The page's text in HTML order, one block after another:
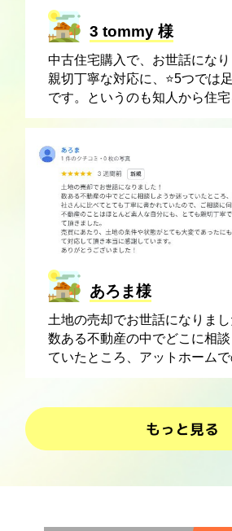
3 tommy 様
中古住宅購入で、お世話になり
親切丁寧な対応に、⭐️5つでは
です。というのも知人から住
に、仲介に入った他の不動産会
回、大谷さんに仲介に入ってい
産屋さんとしての真摯な姿勢と
からの知識、女性ならではの
て、色々な問題を解決して頂
る事が出来ました。現在、信
さんを紹介していただき、リフ
だき、今から住むのがとても楽
今後、色々な方におすすめした
さんです。
あろま様
土地の売却でお世話になりまし
数ある不動産の中でどこに相
ていたところ、アットホーム
他社さんに比べてとても丁寧に
ても親切丁寧でわからないこと
えて頂きました。売買にあた
最後まで親身になって対応し